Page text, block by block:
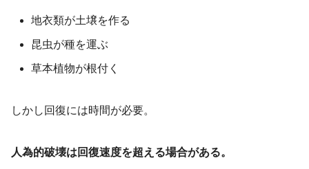
地衣類が土壌を作る
昆虫が種を運ぶ
草本植物が根付く
しかし回復には時間が必要。
人為的破壊は回復速度を超える場合がある。